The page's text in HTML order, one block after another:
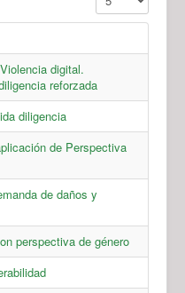
digital.
reforzada
diligencia
de Perspectiva
de daños y
perspectiva de género